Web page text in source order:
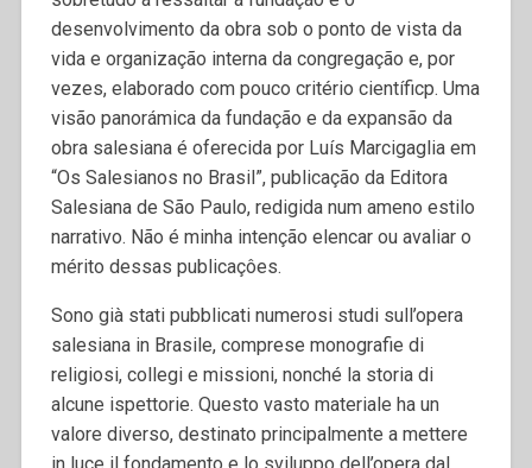
desenvolvimento da obra sob o ponto de vista da
vida e organização interna da congregação e, por
vezes, elaborado com pouco critério científicp. Uma
visão panorámica da fundação e da expansão da
obra salesiana é oferecida por Luís Marcigaglia em
“Os Salesianos no Brasil”, publicação da Editora
Salesiana de São Paulo, redigida num ameno estilo
narrativo. Não é minha intenção elencar ou avaliar o
mérito dessas publicaçôes.
Sono già stati pubblicati numerosi studi sull’opera
salesiana in Brasile, comprese monografie di
religiosi, collegi e missioni, nonché la storia di
alcune ispettorie. Questo vasto materiale ha un
valore diverso, destinato principalmente a mettere
in luce il fondamento e lo sviluppo dell’opera dal